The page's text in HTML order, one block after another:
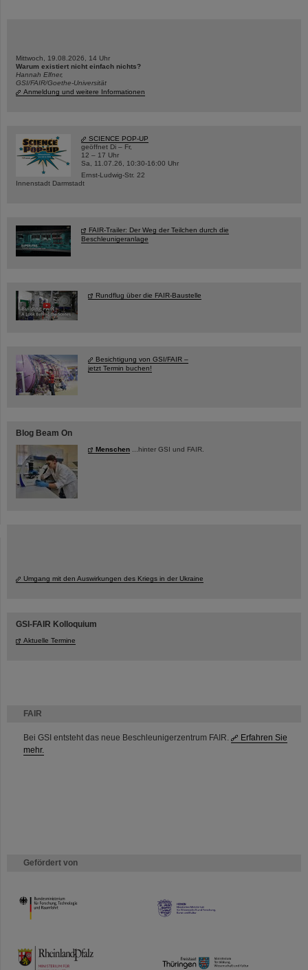
FAIR
Bei GSI entsteht das neue Beschleunigerzentrum FAIR.
Erfahren Sie
mehr.
Gefördert von
HMWK
TMWWDG
Mittwoch, 19.08.2026, 14 Uhr
Warum existiert nicht einfach nichts?
Hannah Elfner,
GSI/FAIR/Goethe-Universität
Anmeldung und weitere Informationen
SCIENCE POP-UP
geöffnet Di – Fr,
12 – 17 Uhr
Sa, 11.07.26, 10:30-16:00 Uhr
Ernst-Ludwig-Str. 22
Innenstadt Darmstadt
FAIR-Trailer: Der Weg der Teilchen durch die
Beschleunigeranlage
Rundflug über die FAIR-Baustelle
Besichtigung von GSI/FAIR –
jetzt Termin buchen!
Blog Beam On
Menschen ...hinter GSI und FAIR.
Umgang mit den Auswirkungen des Kriegs in der Ukraine
GSI-FAIR Kolloquium
Aktuelle Termine